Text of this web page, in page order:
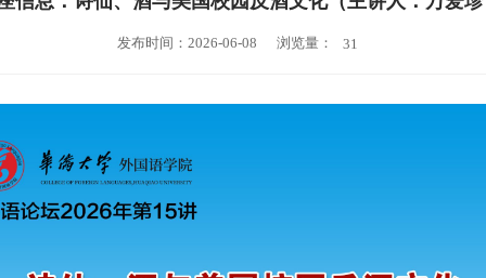
发布时间：2026-06-08 浏览量： 31